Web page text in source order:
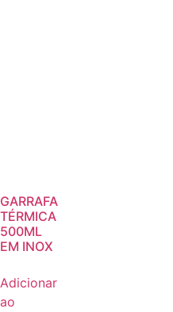
GARRAFA
TÉRMICA
500ML
EM INOX
Adicionar
ao